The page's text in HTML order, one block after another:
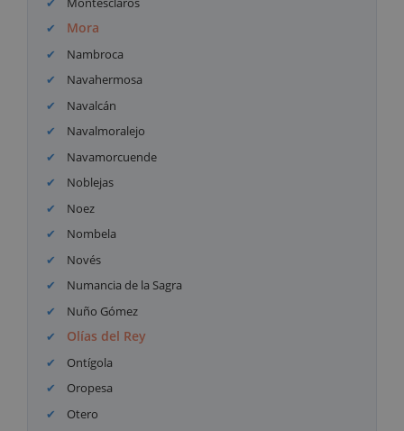
Mora
Nambroca
Navahermosa
Navalcán
Navalmoralejo
Navamorcuende
Noblejas
Noez
Nombela
Novés
Numancia de la Sagra
Nuño Gómez
Olías del Rey
Ontígola
Oropesa
Otero